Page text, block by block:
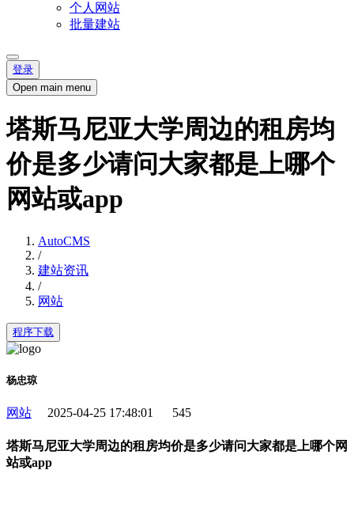
个人网站
批量建站
登录
Open main menu
塔斯马尼亚大学周边的租房均
价是多少请问大家都是上哪个
网站或app
AutoCMS
/
建站资讯
/
网站
程序下载
杨忠琼
网站 2025-04-25 17:48:01 545
塔斯马尼亚大学周边的租房均价是多少请问大家都是上哪个网
站或app